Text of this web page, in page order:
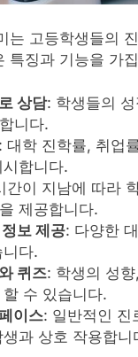
는 고등학생들의
특징과 기능을 가
상담: 학생들의
니다.
: 대학 진학률, 취업
합니다.
간이 지남에 따라
제공합니다.
보 제공: 다양한
다.
퀴즈: 학생의 성
수 있습니다.
이스: 일반적인 진
과 상호 작용합